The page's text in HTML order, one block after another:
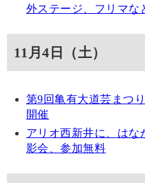
外ステージ、フリマな
11月4日（土）
第9回亀有大道芸まつ
開催
アリオ西新井に、はな
影会、参加無料